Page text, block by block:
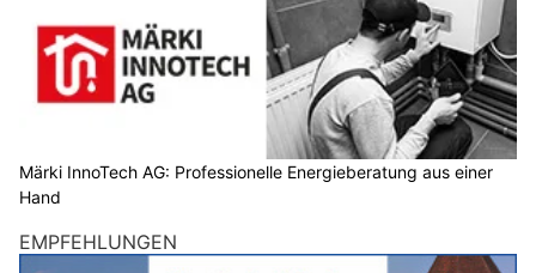
Märki InnoTech AG: Professionelle Energieberatung aus einer
Hand
EMPFEHLUNGEN